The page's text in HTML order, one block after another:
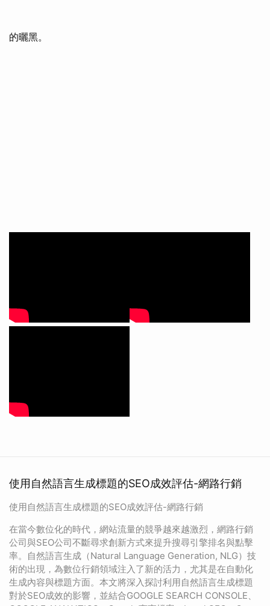
的曬黑。
使用自然語言生成標題的SEO成效評估-網路行銷
使用自然語言生成標題的SEO成效評估-網路行銷
在當今數位化的時代，網站流量的競爭越來越激烈，網路行銷
公司與SEO公司不斷尋求創新方式來提升搜尋引擎排名與點擊
率。自然語言生成（Natural Language Generation, NLG）技
術的出現，為數位行銷領域注入了新的活力，尤其是在自動化
生成內容與標題方面。本文將深入探討利用自然語言生成標題
對於SEO成效的影響，並結合GOOGLE SEARCH CONSOLE、